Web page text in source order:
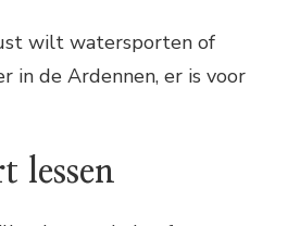
wilt watersporten of
in de Ardennen, er is voor
lessen